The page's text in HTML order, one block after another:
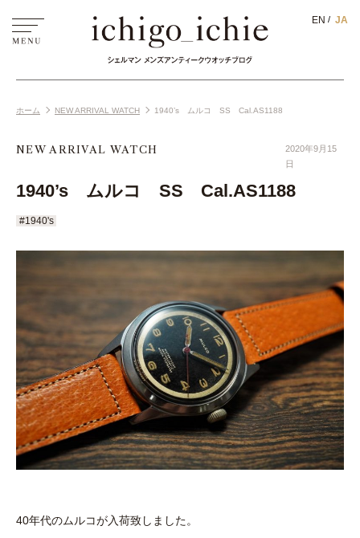
ホーム NEW ARRIVAL WATCH 1940’s ムルコ SS Cal.AS1188
NEW ARRIVAL WATCH
2020年9月15
日
1940’s ムルコ SS Cal.AS1188
#1940's
40年代のムルコが入荷致しました。
EN JA